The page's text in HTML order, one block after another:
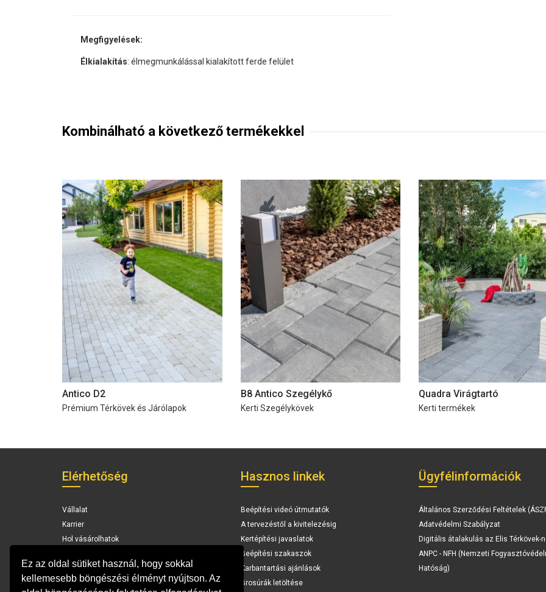
Ez az oldal sütiket használ, hogy sokkal
kellemesebb böngészési élményt nyújtson. Az
Megfigyelések:
Élkialakítás: élmegmunkálással kialakított ferde felület
Kombinálható a következő termékekkel
Antico D2
Prémium Térkövek és Járólapok
B8 Antico Szegélykő
Kerti Szegélykövek
Quadra Virágtartó
Kerti termékek
Elérhetőség
Vállalat
Karrier
Hol vásárolhatok
Hasznos linkek
Beépítési videó útmutatók
A tervezéstől a kivitelezésig
Kertépítési javaslatok
Beépítési szakaszok
Karbantartási ajánlások
Brosúrák letöltése
Ügyfélinformációk
Általános Szerződési Feltételek
Adatvédelmi Szabályzat
Digitális átalakulás az Elis Térkövek-
ANPC - NFH (Nemzeti
Hatóság)